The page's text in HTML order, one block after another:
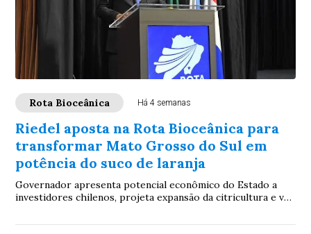
Rota Bioceânica Há 4 semanas
Riedel aposta na Rota Bioceânica para
transformar Mato Grosso do Sul em
potência do suco de laranja
Governador apresenta potencial econômico do Estado a
investidores chilenos, projeta expansão da citricultura e vê
exportações à Ásia